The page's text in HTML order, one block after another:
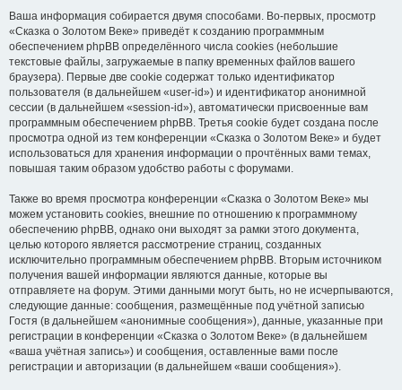
Ваша информация собирается двумя способами. Во-первых, просмотр
«Сказка о Золотом Веке» приведёт к созданию программным
обеспечением phpBB определённого числа cookies (небольшие
текстовые файлы, загружаемые в папку временных файлов вашего
браузера). Первые две cookie содержат только идентификатор
пользователя (в дальнейшем «user-id») и идентификатор анонимной
сессии (в дальнейшем «session-id»), автоматически присвоенные вам
программным обеспечением phpBB. Третья cookie будет создана после
просмотра одной из тем конференции «Сказка о Золотом Веке» и будет
использоваться для хранения информации о прочтённых вами темах,
повышая таким образом удобство работы с форумами.
Также во время просмотра конференции «Сказка о Золотом Веке» мы
можем установить cookies, внешние по отношению к программному
обеспечению phpBB, однако они выходят за рамки этого документа,
целью которого является рассмотрение страниц, созданных
исключительно программным обеспечением phpBB. Вторым источником
получения вашей информации являются данные, которые вы
отправляете на форум. Этими данными могут быть, но не исчерпываются,
следующие данные: сообщения, размещённые под учётной записью
Гостя (в дальнейшем «анонимные сообщения»), данные, указанные при
регистрации в конференции «Сказка о Золотом Веке» (в дальнейшем
«ваша учётная запись») и сообщения, оставленные вами после
регистрации и авторизации (в дальнейшем «ваши сообщения»).